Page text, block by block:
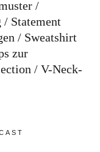
Statement
Sweatshirt
zur
V-Neck-